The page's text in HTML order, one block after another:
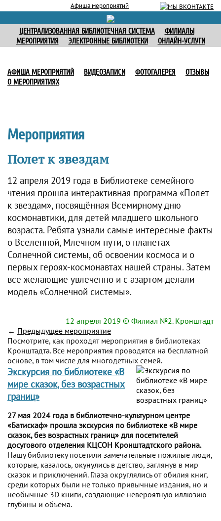
Афиша мероприятий
ЦЕНТРАЛИЗОВАННАЯ БИБЛИОТЕЧНАЯ СИСТЕМА
ФИЛИАЛЫ
МЕРОПРИЯТИЯ
ЭЛЕКТРОННЫЕ БИБЛИОТЕКИ ОНЛАЙН-УСЛУГИ
АФИША МЕРОПРИЯТИЙ ВИДЕОЗАПИСИ ФОТОГАЛЕРЕЯ
ОТЗЫВЫ
О МЕРОПРИЯТИЯХ
Мероприятия
Полет к звездам
12 апреля 2019 года в Библиотеке семейного
чтения прошла интерактивная программа «Полет
к звездам», посвящённая Всемирному дню
космонавтики, для детей младшего школьного
возраста. Ребята узнали самые интересные факты
о Вселенной, Млечном пути, о планетах
Солнечной системы, об освоении космоса и о
первых героях-космонавтах нашей страны. Затем
все желающие увлеченно и с азартом делали
модель «Солнечной системы».
12 апреля 2019 © Филиал №2. Кронштадт
← Предыдущее мероприятие
Посмотрите, как проходят мероприятия в библиотеках
Кронштадта. Все мероприятия проводятся на бесплатной
основе, в том числе для многодетных семей.
Экскурсия по библиотеке «В
мире сказок, без возрастных
границ»
27 мая 2024 года в библиотечно-культурном центре
«Батискаф» прошла экскурсия по библиотеке «В мире
сказок, без возрастных границ» для посетителей
досугового отделения КЦСОН Кронштадтского района.
Нашу библиотеку посетили замечательные пожилые люди,
которые, казалось, окунулись в детство, заглянув в мир
сказок и приключений. Глаза округлялись от обилия книг,
среди которых были не только привычные издания, но и
необычные 3D книги, создающие невероятную иллюзию
глубины и объема.